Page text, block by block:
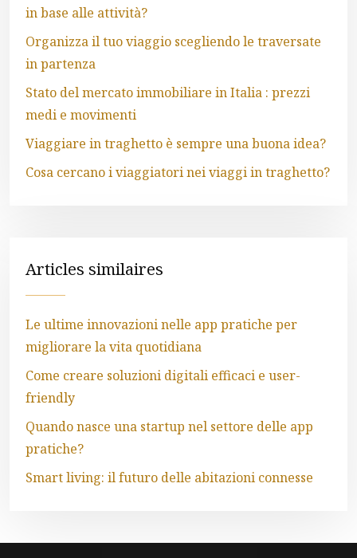
in base alle attività?
Organizza il tuo viaggio scegliendo le traversate
in partenza
Stato del mercato immobiliare in Italia : prezzi
medi e movimenti
Viaggiare in traghetto è sempre una buona idea?
Cosa cercano i viaggiatori nei viaggi in traghetto?
Articles similaires
Le ultime innovazioni nelle app pratiche per
migliorare la vita quotidiana
Come creare soluzioni digitali efficaci e user-
friendly
Quando nasce una startup nel settore delle app
pratiche?
Smart living: il futuro delle abitazioni connesse